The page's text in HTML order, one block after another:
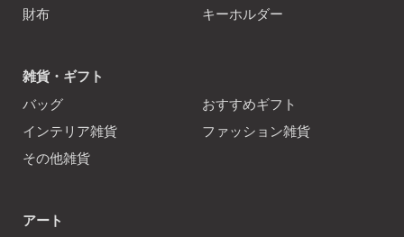
財布
キーホルダー
雑貨・ギフト
バッグ
おすすめギフト
インテリア雑貨
ファッション雑貨
その他雑貨
アート